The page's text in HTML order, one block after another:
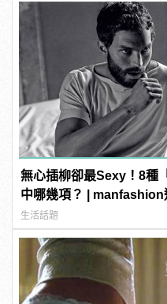
無心插柳卻最Sexy！8種
中哪幾項？ | manfashion
生活話題